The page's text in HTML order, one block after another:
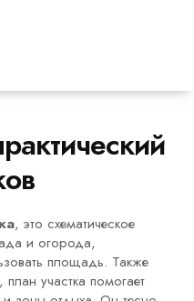
, это схематическое
и огорода,
площадь. Также
, план участка помогает